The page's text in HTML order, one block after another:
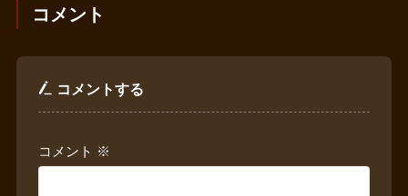
コメント
コメントする
コメント ※